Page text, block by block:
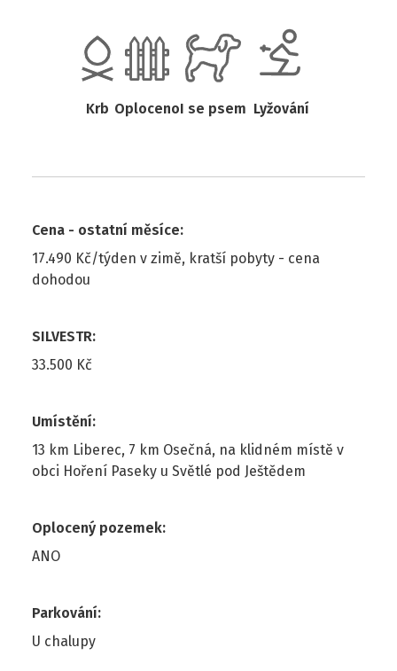
Krb OplocenoI se psem Lyžování
Cena - ostatní měsíce:
17.490 Kč/týden v zimě, kratší pobyty - cena
dohodou
SILVESTR:
33.500 Kč
Umístění:
13 km Liberec, 7 km Osečná, na klidném místě v
obci Hoření Paseky u Světlé pod Ještědem
Oplocený pozemek:
ANO
Parkování:
U chalupy